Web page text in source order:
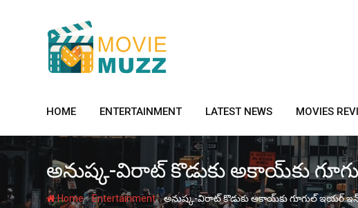
HOME ENTERTAINMENT LATEST NEWS MOVIES
అనుష్క-విరాట్ కొడుకు అకాయ్‌కు
Home-Entertainment-అనుష్క-విరాట్ కొడుకు అకాయ్‌కు గూగుల్ ఇయర్